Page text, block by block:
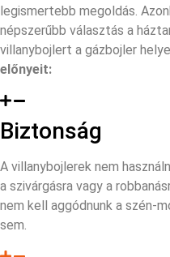
legismertebb megoldás.
népszerűbb választás a
villanybojlert a gázbojler
előnyeit:
Biztonság
A villanybojlerek nem
a szivárgásra vagy a
nem kell aggódnunk a szén-
sem.